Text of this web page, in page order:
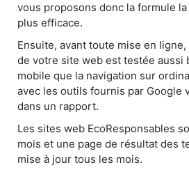
vous proposons donc la formule
plus efficace.
Ensuite, avant toute mise en
de votre site web est testée aussi
mobile que la navigation sur
avec les outils fournis par Google
dans un rapport.
Les sites web EcoResponsables
mois et une page de résultat des
mise à jour tous les mois.